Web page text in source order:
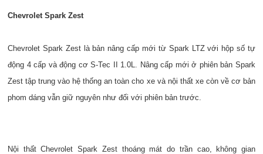
Chevrolet Spark Zest
Chevrolet Spark Zest là bản nâng cấp mới từ Spark LTZ với hộp số tự
động 4 cấp và động cơ S-Tec II 1.0L. Nâng cấp mới ở phiên bản Spark
Zest tập trung vào hệ thống an toàn cho xe và nội thất xe còn về cơ bản
phom dáng vẫn giữ nguyên như đối với phiên bản trước.
Nội thất Chevrolet Spark Zest thoáng mát do trần cao, không gian